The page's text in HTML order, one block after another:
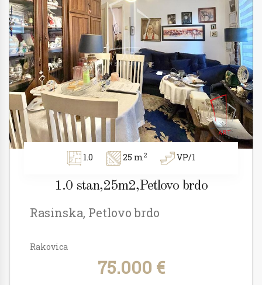
1.0 25 m2 VP/1
1.0 stan,25m2,Petlovo brdo
Rasinska, Petlovo brdo
Rakovica
75.000 €